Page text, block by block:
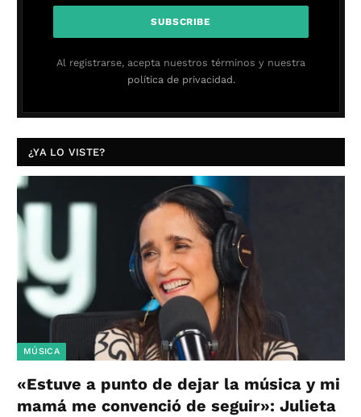
Al registrarse, acepta nuestros términos y nuestra
política de privacidad.
¿YA LO VISTE?
MÚSICA
«Estuve a punto de dejar la música y mi
mamá me convenció de seguir»: Julieta